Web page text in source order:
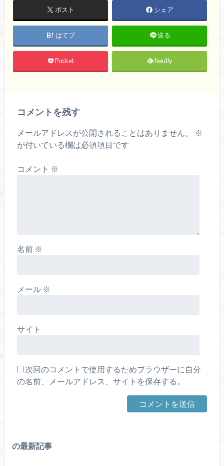
ポスト シェア
はてブ 送る
Pocket feedly
コメントを残す
メールアドレスが公開されることはありません。
※
が付いている欄は必須項目です
コメント ※
名前 ※
メール ※
サイト
次回のコメントで使用するためブラウザーに自分
の名前、メールアドレス、サイトを保存する。
の最新記事